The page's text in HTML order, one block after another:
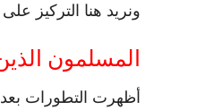
ونريد هنا التركيز
المسلمون
أظهرت التطورات